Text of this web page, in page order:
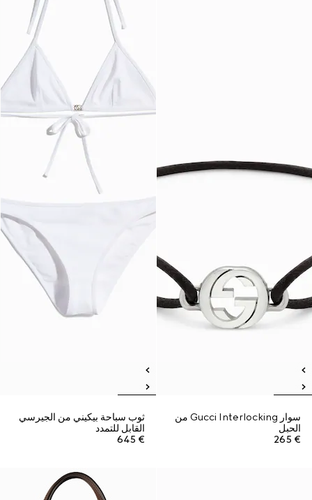
سوار Gucci Interlocking من
الحبل
€ 265
ثوب سباحة بيكيني من الجيرسي
القابل للتمدد
€ 645